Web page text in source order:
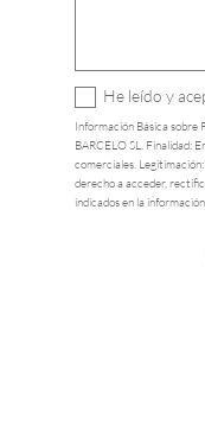
He leído y
Información Básica sobre
BARCELO SL. Finalidad:
comerciales.
derecho a acceder,
indicados en la